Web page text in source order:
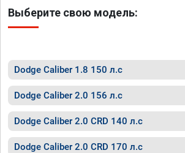
Выберите свою модель:
Dodge Caliber 1.8 150 л.с
Dodge Caliber 2.0 156 л.с
Dodge Caliber 2.0 CRD 140 л.с
Dodge Caliber 2.0 CRD 170 л.с